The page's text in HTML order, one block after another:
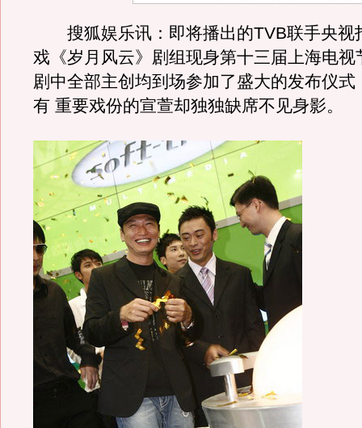
搜狐娱乐讯：即将播出的TVB联手央视
戏《岁月风云》剧组现身第十三届上海电视
剧中全部主创均到场参加了盛大的发布仪式
有 重要戏份的宣萱却独独缺席不见身影。